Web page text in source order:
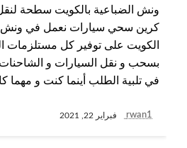
ونش الضباعية بالكويت سطحة
كرين سحي سيارات نعمل في ونش
الكويت على توفير كل مستلزمات
بسحب و نقل السيارات و
في تلبية الطلب أينما كنت و مهما
rwan1 فبراير 22, 2021